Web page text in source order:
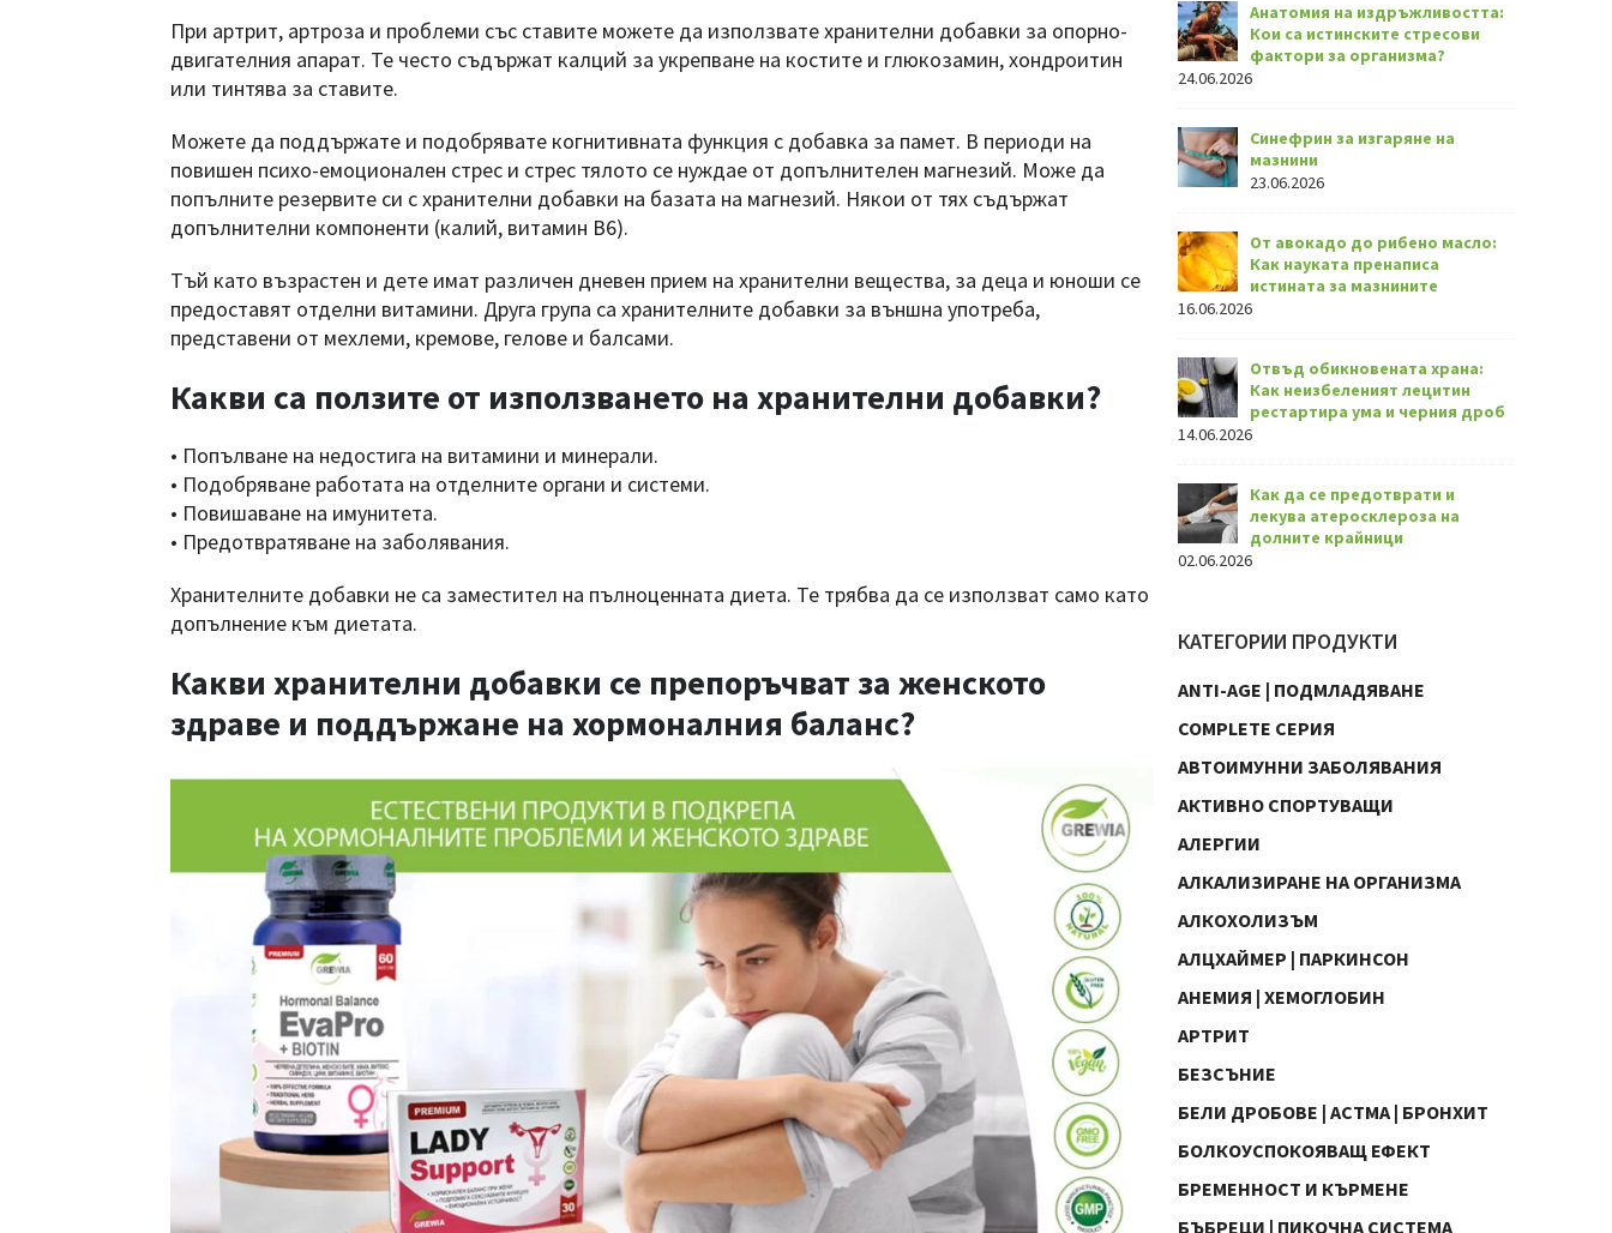
При артрит, артроза и проблеми със ставите можете да използвате хранителни добавки за опорно-
двигателния апарат. Те често съдържат калций за укрепване на костите и глюкозамин, хондроитин
или тинтява за ставите.
Можете да поддържате и подобрявате когнитивната функция с добавка за памет. В периоди на
повишен психо-емоционален стрес и стрес тялото се нуждае от допълнителен магнезий. Може да
попълните резервите си с хранителни добавки на базата на магнезий. Някои от тях съдържат
допълнителни компоненти (калий, витамин В6).
Тъй като възрастен и дете имат различен дневен прием на хранителни вещества, за деца и юноши се
предоставят отделни витамини. Друга група са хранителните добавки за външна употреба,
представени от мехлеми, кремове, гелове и балсами.
Какви са ползите от използването на хранителни добавки?
• Попълване на недостига на витамини и минерали.
• Подобряване работата на отделните органи и системи.
• Повишаване на имунитета.
• Предотвратяване на заболявания.
Хранителните добавки не са заместител на пълноценната диета. Те трябва да се използват само като
допълнение към диетата.
Какви хранителни добавки се препоръчват за женското
здраве и поддържане на хормоналния баланс?
Анатомия на издръжливостта:
Кои са истинските стресови
фактори за организма?
24.06.2026
Синефрин за изгаряне на
мазнини
23.06.2026
От авокадо до рибено масло:
Как науката пренаписа
истината за мазнините
16.06.2026
Отвъд обикновената храна:
Как неизбеленият лецитин
рестартира ума и черния дроб
14.06.2026
Как да се предотврати и
лекува атеросклероза на
долните крайници
02.06.2026
КАТЕГОРИИ ПРОДУКТИ
ANTI-AGE | ПОДМЛАДЯВАНЕ
COMPLETE СЕРИЯ
АВТОИМУННИ ЗАБОЛЯВАНИЯ
АКТИВНО СПОРТУВАЩИ
АЛЕРГИИ
АЛКАЛИЗИРАНЕ НА ОРГАНИЗМА
АЛКОХОЛИЗЪМ
АЛЦХАЙМЕР | ПАРКИНСОН
АНЕМИЯ | ХЕМОГЛОБИН
АРТРИТ
БЕЗСЪНИЕ
БЕЛИ ДРОБОВЕ | АСТМА | БРОНХИТ
БОЛКОУСПОКОЯВАЩ ЕФЕКТ
БРЕМЕННОСТ И КЪРМЕНЕ
БЪБРЕЦИ | ПИКОЧНА СИСТЕМА